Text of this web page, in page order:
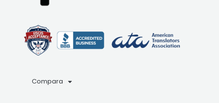
Compara